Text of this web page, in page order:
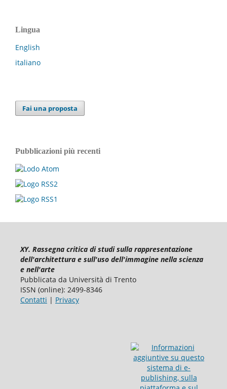
Lingua
English
italiano
Fai una proposta
Pubblicazioni più recenti
XY. Rassegna critica di studi sulla rappresentazione
dell'architettura e sull'uso dell'immagine nella scienza
e nell'arte
Pubblicata da Università di Trento
ISSN (online): 2499-8346
Contatti | Privacy